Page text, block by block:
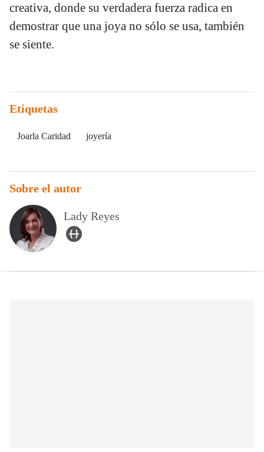
creativa, donde su verdadera fuerza radica en
demostrar que una joya no sólo se usa, también
se siente.
Etiquetas
Joarla Caridad joyería
Sobre el autor
Lady Reyes
user_url Icon